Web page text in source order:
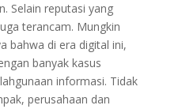
Selain reputasi yang
terancam. Mungkin
bahwa di era digital ini,
banyak kasus
informasi. Tidak
perusahaan dan